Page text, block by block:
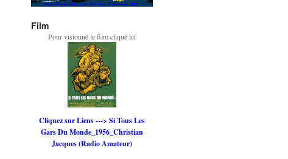
Film
Pour visionné le film cliqué ici
Cliquez sur Liens ---> Si Tous Les
Gars Du Monde_1956_Christian
Jacques (Radio Amateur)